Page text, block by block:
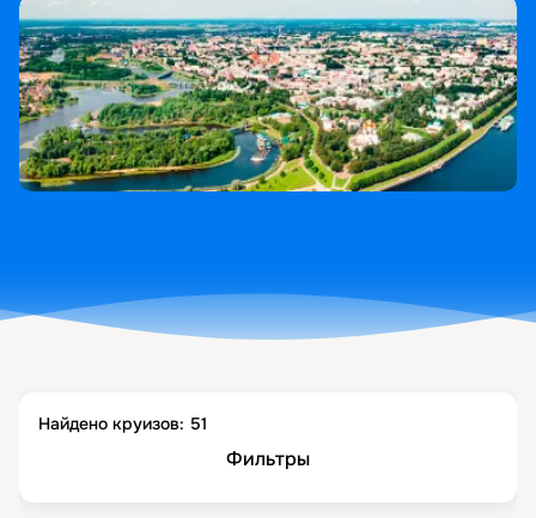
Найдено круизов: 51
Фильтры